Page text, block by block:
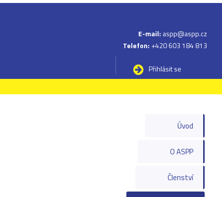
E-mail: aspp@aspp.cz
Telefon: +420 603 184 813
Přihlásit se
Úvod
O ASPP
Členství